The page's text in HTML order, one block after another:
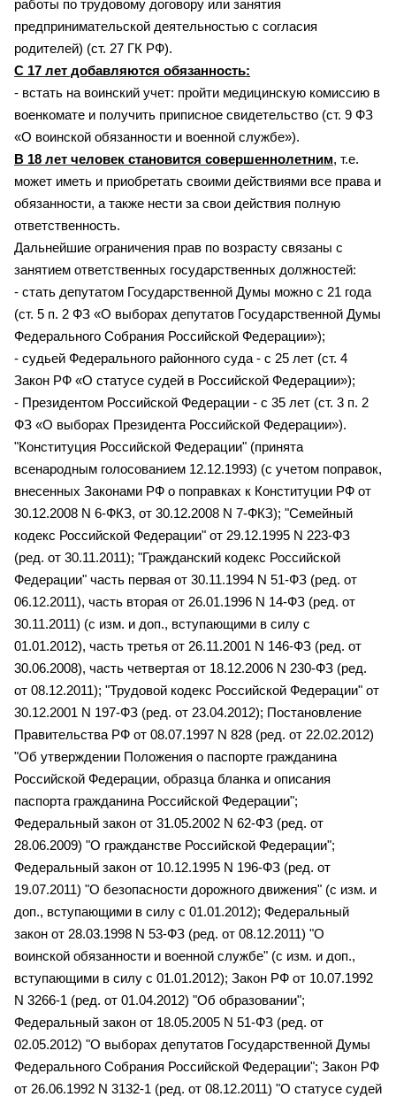
работы по трудовому договору или занятия
предпринимательской деятельностью с согласия
родителей) (ст. 27 ГК РФ).
С 17 лет добавляются обязанность:
- встать на воинский учет: пройти медицинскую комиссию в
военкомате и получить приписное свидетельство (ст. 9 ФЗ
«О воинской обязанности и военной службе»).
В 18 лет человек становится совершеннолетним, т.е.
может иметь и приобретать своими действиями все права и
обязанности, а также нести за свои действия полную
ответственность.
Дальнейшие ограничения прав по возрасту связаны с
занятием ответственных государственных должностей:
- стать депутатом Государственной Думы можно с 21 года
(ст. 5 п. 2 ФЗ «О выборах депутатов Государственной Думы
Федерального Собрания Российской Федерации»);
- судьей Федерального районного суда - с 25 лет (ст. 4
Закон РФ «О статусе судей в Российской Федерации»);
- Президентом Российской Федерации - с 35 лет (ст. 3 п. 2
ФЗ «О выборах Президента Российской Федерации»).
"Конституция Российской Федерации" (принята
всенародным голосованием 12.12.1993) (с учетом поправок,
внесенных Законами РФ о поправках к Конституции РФ от
30.12.2008 N 6-ФКЗ, от 30.12.2008 N 7-ФКЗ); "Семейный
кодекс Российской Федерации" от 29.12.1995 N 223-ФЗ
(ред. от 30.11.2011); "Гражданский кодекс Российской
Федерации" часть первая от 30.11.1994 N 51-ФЗ (ред. от
06.12.2011), часть вторая от 26.01.1996 N 14-ФЗ (ред. от
30.11.2011) (с изм. и доп., вступающими в силу с
01.01.2012), часть третья от 26.11.2001 N 146-ФЗ (ред. от
30.06.2008), часть четвертая от 18.12.2006 N 230-ФЗ (ред.
от 08.12.2011); "Трудовой кодекс Российской Федерации" от
30.12.2001 N 197-ФЗ (ред. от 23.04.2012); Постановление
Правительства РФ от 08.07.1997 N 828 (ред. от 22.02.2012)
"Об утверждении Положения о паспорте гражданина
Российской Федерации, образца бланка и описания
паспорта гражданина Российской Федерации";
Федеральный закон от 31.05.2002 N 62-ФЗ (ред. от
28.06.2009) "О гражданстве Российской Федерации";
Федеральный закон от 10.12.1995 N 196-ФЗ (ред. от
19.07.2011) "О безопасности дорожного движения" (с изм. и
доп., вступающими в силу с 01.01.2012); Федеральный
закон от 28.03.1998 N 53-ФЗ (ред. от 08.12.2011) "О
воинской обязанности и военной службе" (с изм. и доп.,
вступающими в силу с 01.01.2012); Закон РФ от 10.07.1992
N 3266-1 (ред. от 01.04.2012) "Об образовании";
Федеральный закон от 18.05.2005 N 51-ФЗ (ред. от
02.05.2012) "О выборах депутатов Государственной Думы
Федерального Собрания Российской Федерации"; Закон РФ
от 26.06.1992 N 3132-1 (ред. от 08.12.2011) "О статусе судей